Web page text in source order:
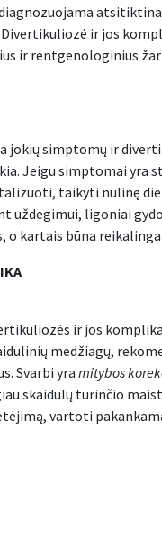
ir jos
ir rentgenologinius
jokių simptomų ir
Jeigu simptomai yra
taikyti nulinę
uždegimui, ligoniai
o kartais būna
ir jos
medžiagų,
Svarbi yramitybos
skaidulų turinčio
vartoti